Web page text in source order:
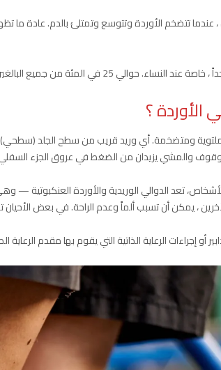
عندما تتضخم الأوردة وتتوسع وتمتلئ بالدم. عادة ما
من جميع البالغين لديهم الدوالي. في معظم الحالات ، تظهر في أسفل الساقين.
الأوردة ؟
ومتضخمة. أي وريد قريب من سطح الجلد (سطحي)
والمشي يزيدان من الضغط في عروق الجزء
تعد الدوالي الوريدية والأوردة
، يمكن أن تسبب ألماً وعدم الراحة. في بعض
أو إجراءات الرعاية الذاتية التي يقوم بها مقدم الرعاية